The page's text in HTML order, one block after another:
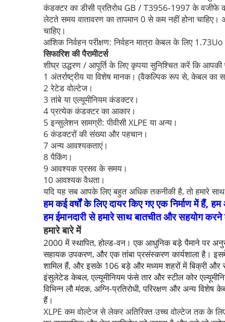
कंडक्टर का डीसी प्रतिरोध GB / T3956-1997 के वजीफे
लेटते समय वातावरण का तापमान 0 से कम नहीं होना
चाहिए।
आंशिक निर्वहन परीक्षण: निर्वहन मात्रा केबल के लिए
सिफारिश की पैरामीटर्स
शीघ्र उद्धरण / आपूर्ति के लिए कृपया सुनिश्चित करें कि
1 अंतर्राष्ट्रीय या विशेष मानक। (वैकल्पिक रूप से, केबल का
2 रेटेड वोल्टेज।
3 तांबे या एल्यूमीनियम कंडक्टर।
4 प्रत्येक कंडक्टर का आकार।
5 इन्सुलेशन सामग्री: पीवीसी XLPE या अन्य।
6 कंडक्टरों की संख्या और पहचान।
7 अन्य आवश्यकताएं।
8 पैकिंग।
9 आवश्यक प्रसव के समय।
10 आवश्यक वैधता।
यदि यह सब आपके लिए बहुत अधिक तकनीकी है, तो हमारे
हम कई वर्षों के लिए दायर किए गए एक निर्माण में
हम ईमानदारी से हमारे साथ बातचीत और सहयोग
हमारे बारे में
2000 में स्थापित, होल्ड-वन। एक आधुनिक बड़े पैमाने पर
सहायक उपकरण, और एक तांबा प्रसंस्करण कार्यशाला है।
शामिल हैं, और इसके 106 बड़े और मध्यम शहरों में बिक्री और
इंसुलेटेड केबल, एल्यूमीनियम फंसे तार और स्टील कोर
विभिन्न लौ मंदक, अग्नि-प्रतिरोधी, परिरक्षण और अन्य
हैं।
XLPE कम वोल्टेज से लेकर अतिरिक्त उच्च वोल्टेज तक के